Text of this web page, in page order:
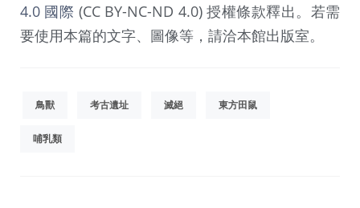
4.0 國際 (CC BY-NC-ND 4.0) 授權條款釋出。若需
要使用本篇的文字、圖像等，請洽本館出版室。
鳥獸 考古遺址 滅絕 東方田鼠
哺乳類